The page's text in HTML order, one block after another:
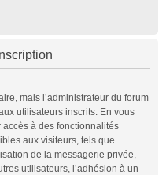
mais l’administrateur du forum
utilisateurs inscrits. En vous
à des fonctionnalités
aux visiteurs, tels que
de la messagerie privée,
utilisateurs, l’adhésion à un